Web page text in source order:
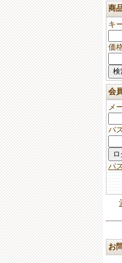
商
キ
価
会
メ
パ
パ
お